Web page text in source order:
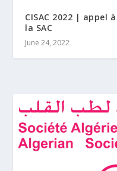
CISAC 2022 | appel
la SAC
June 24, 2022